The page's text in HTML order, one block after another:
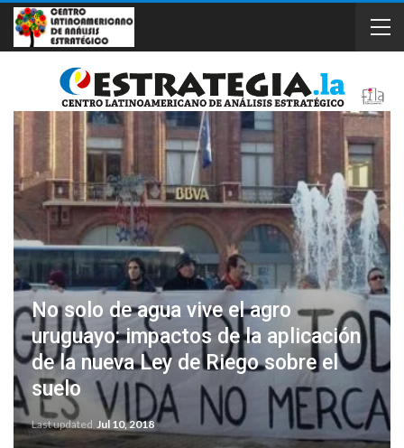
No solo de agua vive el agro
uruguayo: impactos de la aplicación
de la nueva Ley de Riego sobre el
suelo
Last updated Jul 10, 2018